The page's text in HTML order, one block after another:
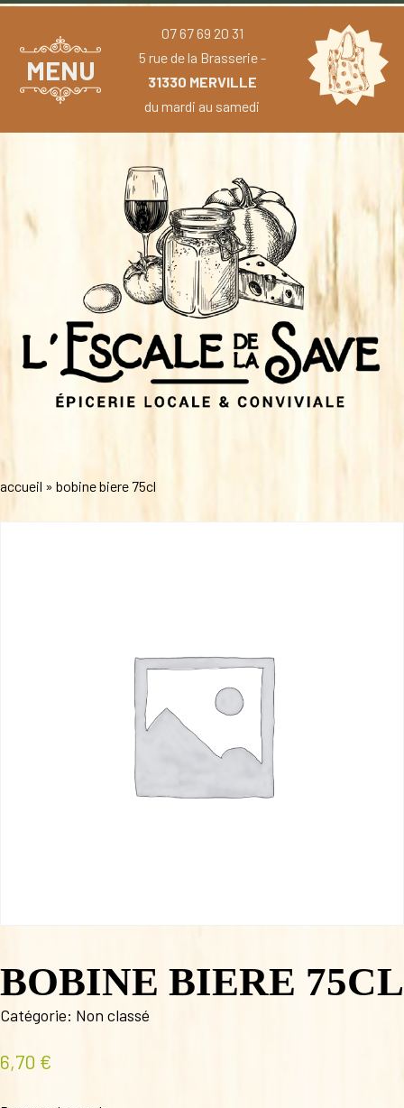
MENU
07 67 69 20 31
5 rue de la Brasserie -
31330 MERVILLE
du mardi au samedi
accueil » bobine biere 75cl
BOBINE BIERE 75CL
Catégorie: Non classé
6,70 €